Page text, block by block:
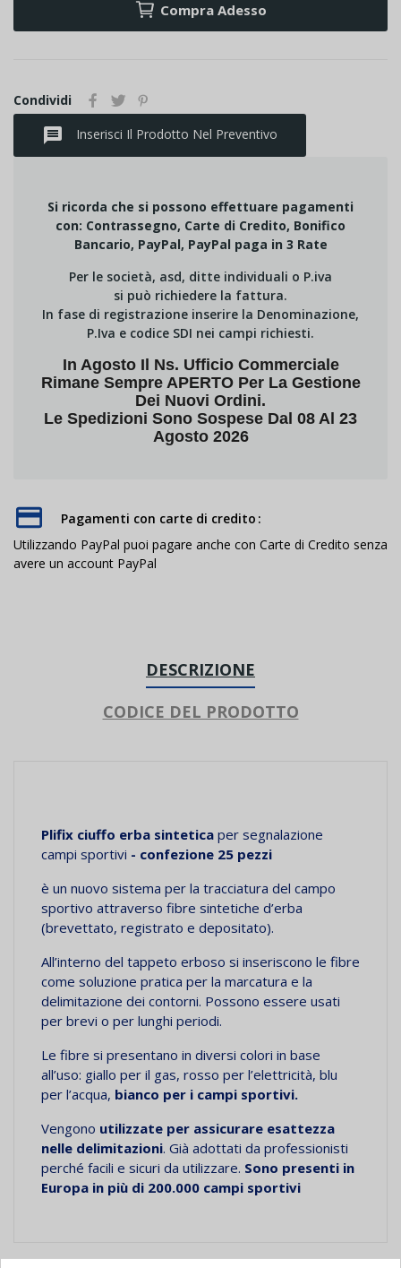
Compra Adesso
Condividi
message Inserisci Il Prodotto Nel Preventivo
Si ricorda che si possono effettuare pagamenti
con: Contrassegno, Carte di Credito, Bonifico
Bancario, PayPal, PayPal paga in 3 Rate
Per le società, asd, ditte individuali o P.iva
si può richiedere la fattura.
In fase di registrazione inserire la Denominazione,
P.Iva e codice SDI nei campi richiesti.
In Agosto Il Ns. Ufficio Commerciale
Rimane Sempre APERTO Per La Gestione
Dei Nuovi Ordini.
Le Spedizioni Sono Sospese Dal 08 Al 23
Agosto 2026
Pagamenti con carte di credito
Utilizzando PayPal puoi pagare anche con Carte di Credito senza
avere un account PayPal
DESCRIZIONE
CODICE DEL PRODOTTO
Plifix ciuffo erba sintetica per segnalazione
campi sportivi - confezione 25 pezzi
è un nuovo sistema per la tracciatura del campo
sportivo attraverso fibre sintetiche d’erba
(brevettato, registrato e depositato).
All’interno del tappeto erboso si inseriscono le fibre
come soluzione pratica per la marcatura e la
delimitazione dei contorni. Possono essere usati
per brevi o per lunghi periodi.
Le fibre si presentano in diversi colori in base
all’uso: giallo per il gas, rosso per l’elettricità, blu
per l’acqua, bianco per i campi sportivi.
Vengono utilizzate per assicurare esattezza
nelle delimitazioni. Già adottati da professionisti
perché facili e sicuri da utilizzare. Sono presenti in
Europa in più di 200.000 campi sportivi